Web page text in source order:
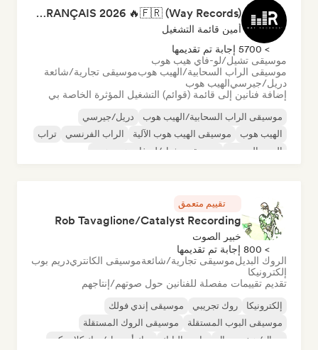
RAP FRANÇAIS 2026 🔥🇫🇷 (Way Records)
أمين قائمة التشغيل
> 5700 إجابة تم تقديمها
موسيقى تشيل/لو-فاي هيب هوب
موسيقى الراب السحابية/الهيب هوبموسيقى تجارية/شائعة
دريل/جيرسيالهيب هوب
إضافة فنانين إلى قائمة (قوائم) التشغيل المؤثرة الخاصة بي
موسيقى الراب السحابية/الهيب هوب
دريل/جيرسي
الهيب هوب
موسيقى الهيب هوب الآلية الراب الفرنسي
تراب
البوب الحضري
موسيقى تشيل/لو-فاي هيب هوب
تقييم متعمق
Rob Tavaglione/Catalyst Recording
خبير الصوت
> 800 إجابة تم تقديمها
الروك البديلموسيقى تجارية/شائعةموسيقى الكانتريدريم بوب
إلكترونيكا
تقديم تقييمات مفصلة للفنانين حول صوتهم/إنتاجهم
إلكترونيكا روك تجريبي
موسيقى إندي فولك
موسيقى البوب المستقلة
موسيقى الروك المستقلة
ميتال/هيفي ميتال
ما بعد البانك روك أند رول/روك كلاسيكي